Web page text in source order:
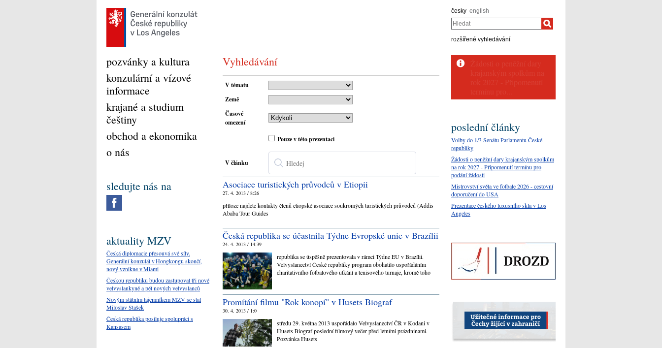
česky english
Hledat
rozšířené vyhledávání
Vyhledávání
V tématu
Země
Časové
omezení
Pouze v této prezentaci
V článku
Asociace turistických průvodců v Etiopii
27. 4. 2013 / 8:26
příloze najdete kontakty členů etiopské asociace soukromých turistických průvodců (Addis
Ababa Tour Guides
Česká republika se účastnila Týdne Evropské unie v Brazílii
24. 4. 2013 / 14:39
republika se úspěšně prezentovala v rámci Týdne EU v Brazílii.
Velvyslanectví České republiky program obohatilo uspořádáním
charitativního fotbalového utkání a tenisového turnaje, kromě toho
Promítání filmu "Rok konopí" v Husets Biograf
30. 4. 2013 / 1:0
středu 29. května 2013 uspořádalo Velvyslanectví ČR v Kodani v
Husets Biograf poslední filmový večer před letními prázdninami.
Pozvánka Husets
pozvánky a kultura
konzulární a vízové
informace
krajané a studium
češtiny
obchod a ekonomika
o nás
sledujte nás na
aktuality MZV
Česká diplomacie přesouvá své síly.
Generální konzulát v Hongkongu skončí,
nový vznikne v Miami
Českou republiku budou zastupovat tři nové
velvyslankyně a pět nových velvyslanců
Novým státním tajemníkem MZV se stal
Miloslav Stašek
Česká republika posiluje spolupráci s
Kansasem
poslední články
Volby do 1/3 Senátu Parlamentu České
republiky
Žádosti o peněžní dary krajanským spolkům
na rok 2027 - Připomenutí termínu pro
podání žádosti
Mistrovství světa ve fotbale 2026 - cestovní
doporučení do USA
Prezentace českého luxusního skla v Los
Angeles